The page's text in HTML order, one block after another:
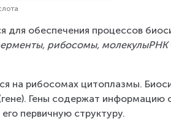
для обес­пе­че­ния про­цес­сов
ри­бо­со­мы, мо­ле­ку­лыРНК
на ри­бо­со­мах ци­то­плаз­мы.
Гены со­дер­жат
пер­вич­ную струк­ту­ру.